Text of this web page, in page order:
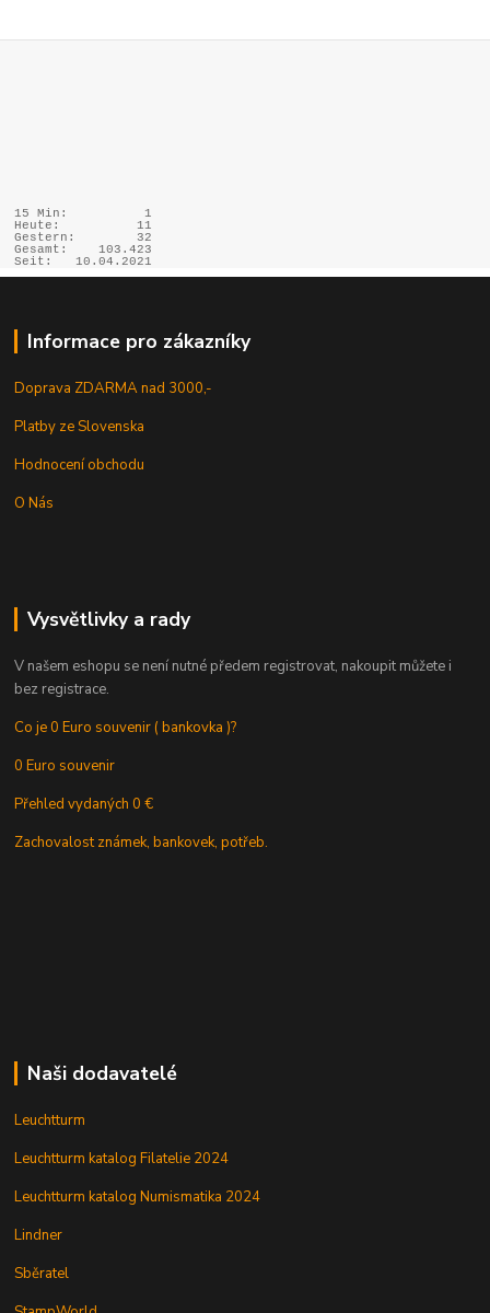
15 Min:
1
Heute:
11
Gestern:
32
Gesamt:
103.423
Seit:
10.04.2021
Informace pro zákazníky
Doprava ZDARMA nad 3000,-
Platby ze Slovenska
Hodnocení obchodu
O Nás
Vysvětlivky a rady
V našem eshopu se není nutné předem registrovat, nakoupit můžete i
bez registrace.
Co je 0 Euro souvenir ( bankovka )?
0 Euro souvenir
Přehled vydaných 0 €
Zachovalost známek, bankovek, potřeb.
Naši dodavatelé
Leuchtturm
Leuchtturm katalog Filatelie 2024
Leuchtturm katalog Numismatika 2024
Lindner
Sběratel